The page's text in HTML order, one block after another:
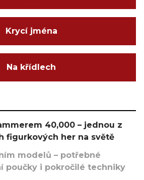
Krycí jména
Na křídlech
40,000 – jednou z
figurkových her na světě
modelů – potřebné
poučky i pokročilé techniky